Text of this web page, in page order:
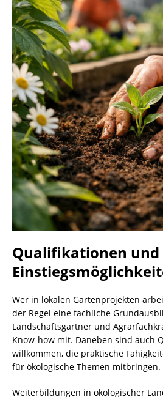
Qualifikationen und
Wer in lokalen Gartenprojekten
der Regel eine fachliche
Landschaftsgärtner und
Know-how mit. Daneben sind auch
willkommen, die praktische
für ökologische Themen mitbringen.
Weiterbildungen in ökologischer